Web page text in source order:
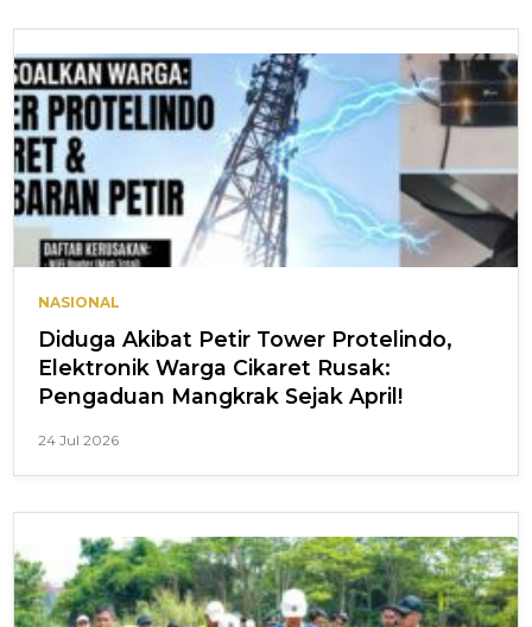
NASIONAL
Diduga Akibat Petir Tower Protelindo,
Elektronik Warga Cikaret Rusak:
Pengaduan Mangkrak Sejak April!
24 Jul 2026